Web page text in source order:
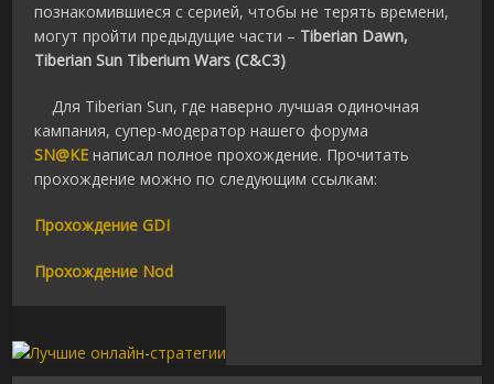
познакомившиеся c серией, чтобы не терять времени,
могут пройти предыдущие части – Tiberian Dawn,
Tiberian Sun Tiberium Wars (C&C3)
Для Tiberian Sun, где наверно лучшая одиночная
кампания, супер-модератор нашего форума
SN@KE написал полное прохождение. Прочитать
прохождение можно по следующим ссылкам:
Прохождение GDI
Прохождение Nod